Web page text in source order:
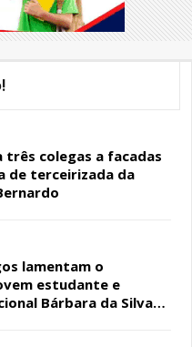
três colegas a facadas
de terceirizada da
lamentam o
estudante e
Bárbara da Silva